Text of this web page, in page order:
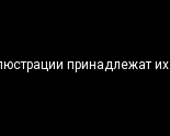
принадлежат их